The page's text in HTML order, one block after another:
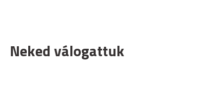
Neked válogattuk